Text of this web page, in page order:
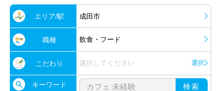
エリア/駅 成田市
職種 飲食・フード
こだわり 選択してください 選択
キーワード 検索